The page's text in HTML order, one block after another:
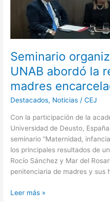
Seminario
UNAB abordó la
madres
Destacados, Noticias /CEJ
Con la participación de la
Universidad de Deusto,
seminario “Maternidad,
los principales resultados de
Rocío Sánchez y Mar del
penitenciaria de madres y sus
madres
encarceladas
Leer más »